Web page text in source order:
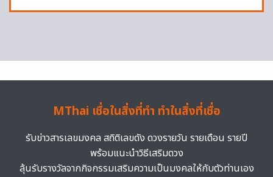
MThai เชื่อในสิ่งที่ทำ ทำในสิ่งที่เชื่อ
รับข่าวสารเลขมงคล สถิติเลขดัง ดวงรายวัน รายเดือน รายปี
พร้อมแนะนำวิธีเสริมดวง
ลุ้นรับรางวัลจากกิจกรรมเสริมความเป็นมงคลให้กับตัวท่านเอง